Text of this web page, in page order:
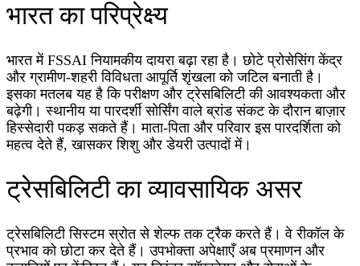
भारत का परिप्रेक्ष्य
भारत में FSSAI नियामकीय दायरा बढ़ा रहा है। छोटे प्रोसेसिंग केंद्र
और ग्रामीण-शहरी विविधता आपूर्ति शृंखला को जटिल बनाती है।
इसका मतलब यह है कि परीक्षण और ट्रेसबिलिटी की आवश्यकता और
बढ़ेगी। स्थानीय या पारदर्शी सोर्सिंग वाले ब्रांड संकट के दौरान बाज़ार
हिस्सेदारी पकड़ सकते हैं। माता-पिता और परिवार इस पारदर्शिता को
महत्व देते हैं, खासकर शिशु और डेयरी उत्पादों में।
ट्रेसबिलिटी का व्यावसायिक असर
ट्रेसबिलिटी सिस्टम स्रोत से शेल्फ तक ट्रैक करते हैं। वे रीकॉल के
प्रभाव को छोटा कर देते हैं। उपभोक्ता अपेक्षाएँ अब प्रमाणन और